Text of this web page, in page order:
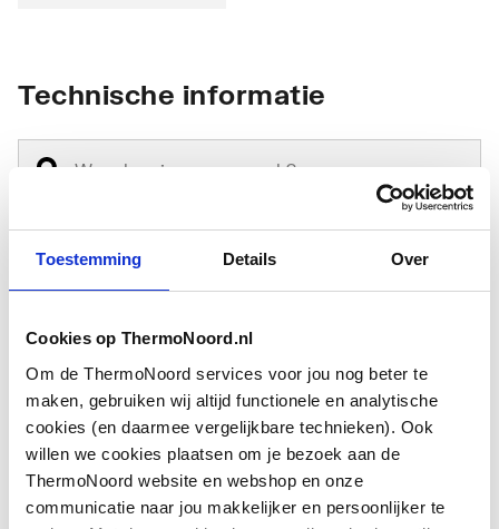
Toestemming Details Over
Cookies op ThermoNoord.nl
Om de ThermoNoord services voor jou nog beter te
maken, gebruiken wij altijd functionele en analytische
cookies (en daarmee vergelijkbare technieken). Ook
willen we cookies plaatsen om je bezoek aan de
ThermoNoord website en webshop en onze
communicatie naar jou makkelijker en persoonlijker te
Technische informatie
Materiaal Polystyreen (PS)
Lengte 800
Breedte 800
Hoogte 150